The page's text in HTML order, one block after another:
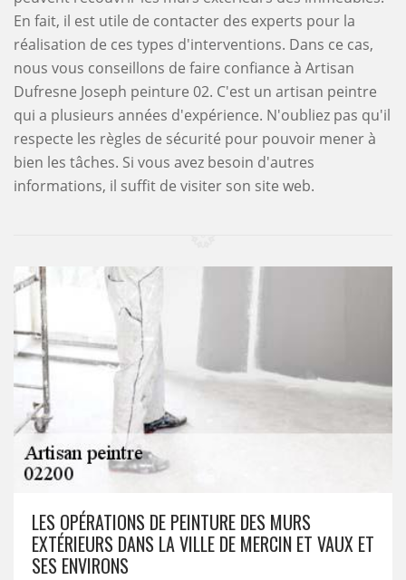
En fait, il est utile de contacter des experts pour la
réalisation de ces types d'interventions. Dans ce cas,
nous vous conseillons de faire confiance à Artisan
Dufresne Joseph peinture 02. C'est un artisan peintre
qui a plusieurs années d'expérience. N'oubliez pas qu'il
respecte les règles de sécurité pour pouvoir mener à
bien les tâches. Si vous avez besoin d'autres
informations, il suffit de visiter son site web.
LES OPÉRATIONS DE PEINTURE DES MURS
EXTÉRIEURS DANS LA VILLE DE MERCIN ET VAUX ET
SES ENVIRONS